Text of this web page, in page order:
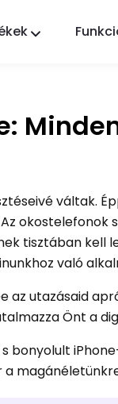
FlashGet
váltak.
okostelefonok
tisztában
való
az utazásaid
Önt a
bonyolult
a